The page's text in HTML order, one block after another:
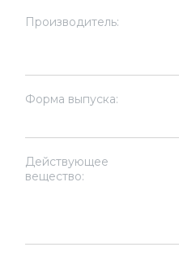
Производитель:
Форма выпуска:
Действующее
вещество: